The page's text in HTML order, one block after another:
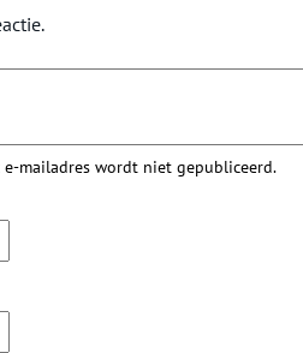
e-mailadres wordt niet gepubliceerd.